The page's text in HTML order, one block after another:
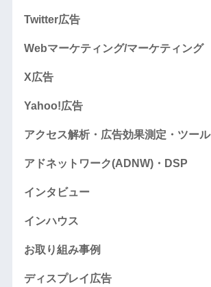
Twitter広告
Webマーケティング/マーケティング
X広告
Yahoo!広告
アクセス解析・広告効果測定・ツール
アドネットワーク(ADNW)・DSP
インタビュー
インハウス
お取り組み事例
ディスプレイ広告